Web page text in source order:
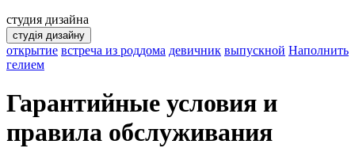
студия дизайна
студія дизайну
открытие встреча из роддома девичник выпускной Наполнить
гелием
Гарантийные условия и
правила обслуживания